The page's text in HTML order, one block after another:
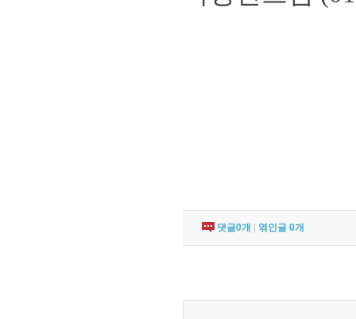
댓글0개 엮인글 0개